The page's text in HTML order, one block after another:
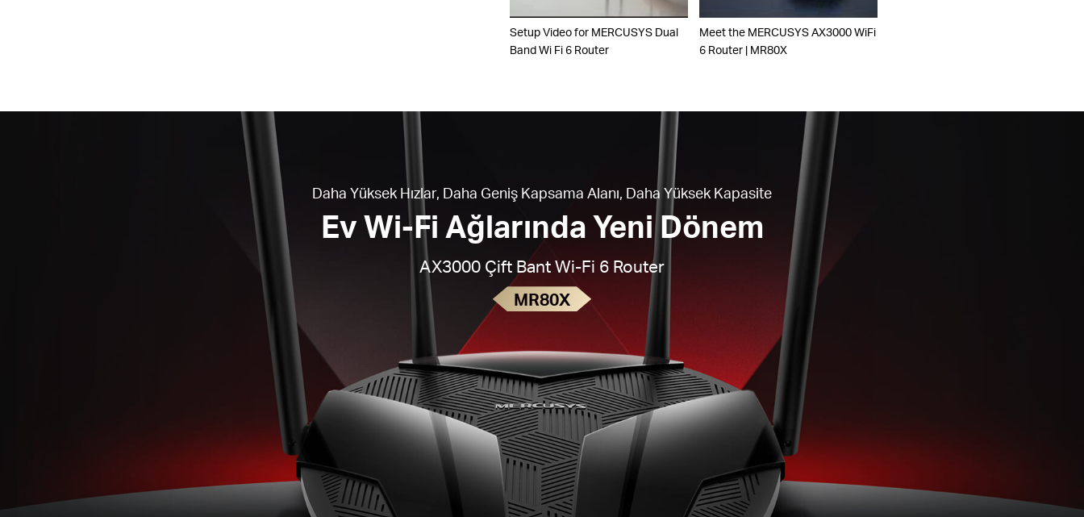
Setup Video for MERCUSYS Dual
Band Wi Fi 6 Router
Meet the MERCUSYS AX3000 WiFi
6 Router | MR80X
Daha Yüksek Hızlar, Daha Geniş Kapsama Alanı, Daha Yüksek Kapasite
Ev Wi-Fi Ağlarında Yeni Dönem
AX3000 Çift Bant Wi-Fi 6 Router
MR80X